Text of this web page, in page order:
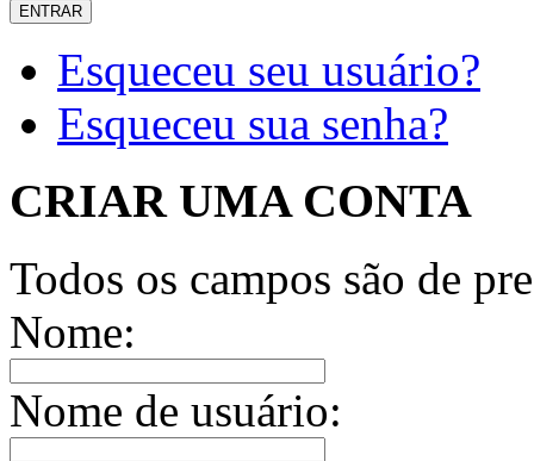
Esqueceu seu usuário?
Esqueceu sua senha?
CRIAR UMA CONTA
Todos os campos são de
Nome:
Nome de usuário: